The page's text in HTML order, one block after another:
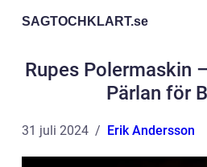
SAGTOCHKLART.se
Rupes Polermaskin
Pärlan för
31 juli 2024 Erik Andersson